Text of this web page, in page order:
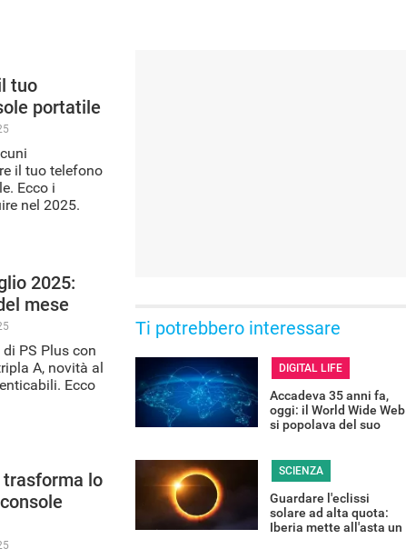
tuo
portatile
il tuo telefono
Ecco i
nel 2025.
2025:
mese
PS Plus con
A, novità al
Ecco
trasforma lo
Ti potrebbero interessare
DIGITAL LIFE
Accadeva 35 anni fa,
oggi: il World Wide Web
si popolava del suo
SCIENZA
Guardare l'eclissi
solare ad alta quota:
Iberia mette all'asta un